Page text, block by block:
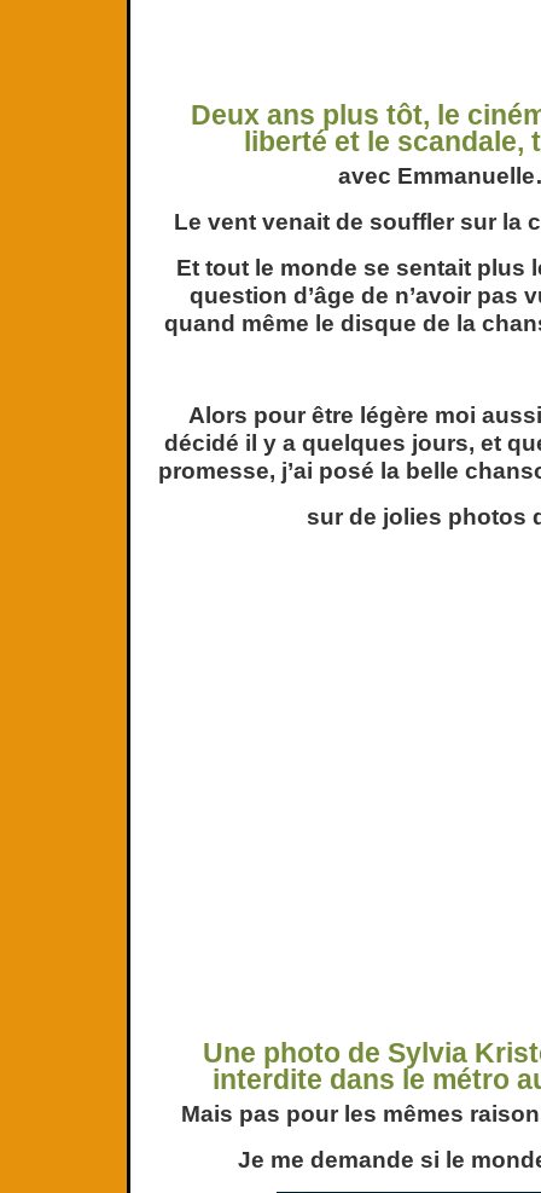
Deux ans plus tôt, le
liberté et le scandale,
avec
Le vent venait de souffler sur la
Et tout le monde se sentait plus
question d’âge de n’avoir pas
quand même le disque de la
Alors pour être légère moi
décidé il y a quelques jours, et
promesse, j’ai posé la belle
sur de jolies photos
Une photo de Sylvia
interdite dans le métro
Mais pas pour les mêmes
Je me demande si le